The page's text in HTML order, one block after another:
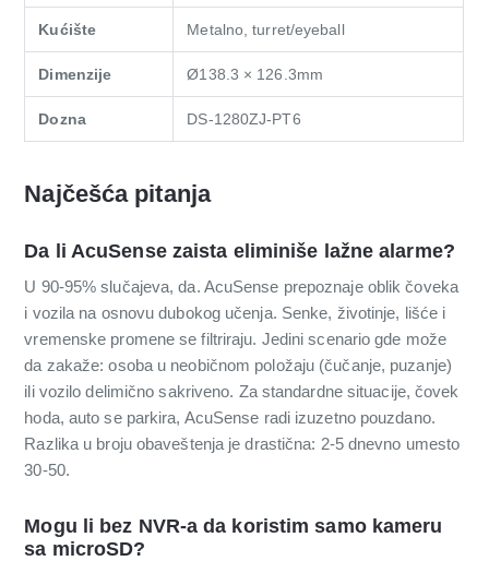
Kućište Metalno, turret/eyeball
Dimenzije Ø138.3 × 126.3mm
Dozna DS-1280ZJ-PT6
Najčešća pitanja
Da li AcuSense zaista eliminiše lažne alarme?
U 90-95% slučajeva, da. AcuSense prepoznaje oblik čoveka
i vozila na osnovu dubokog učenja. Senke, životinje, lišće i
vremenske promene se filtriraju. Jedini scenario gde može
da zakaže: osoba u neobičnom položaju (čučanje, puzanje)
ili vozilo delimično sakriveno. Za standardne situacije, čovek
hoda, auto se parkira, AcuSense radi izuzetno pouzdano.
Razlika u broju obaveštenja je drastična: 2-5 dnevno umesto
30-50.
Mogu li bez NVR-a da koristim samo kameru
sa microSD?